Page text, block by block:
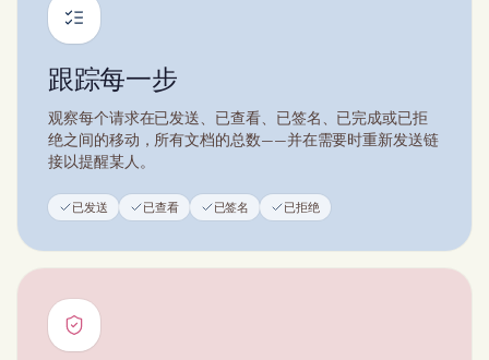
跟踪每一步
观察每个请求在已发送、已查看、已签名、已完成或已拒
绝之间的移动，所有文档的总数——并在需要时重新发送链
接以提醒某人。
已发送 已查看 已签名 已拒绝